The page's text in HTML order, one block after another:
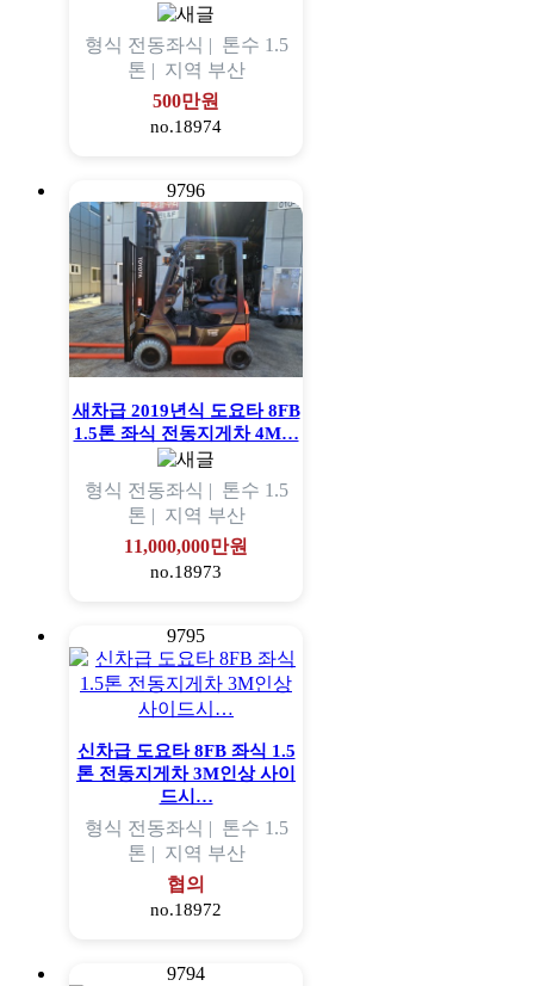
형식 전동좌식 | 톤수 1.5
톤 | 지역 부산
500만원
no.18974
9796
새차급 2019년식 도요타 8FB
1.5톤 좌식 전동지게차 4M…
형식 전동좌식 | 톤수 1.5
톤 | 지역 부산
11,000,000만원
no.18973
9795
신차급 도요타 8FB 좌식 1.5
톤 전동지게차 3M인상 사이
드시…
형식 전동좌식 | 톤수 1.5
톤 | 지역 부산
협의
no.18972
9794